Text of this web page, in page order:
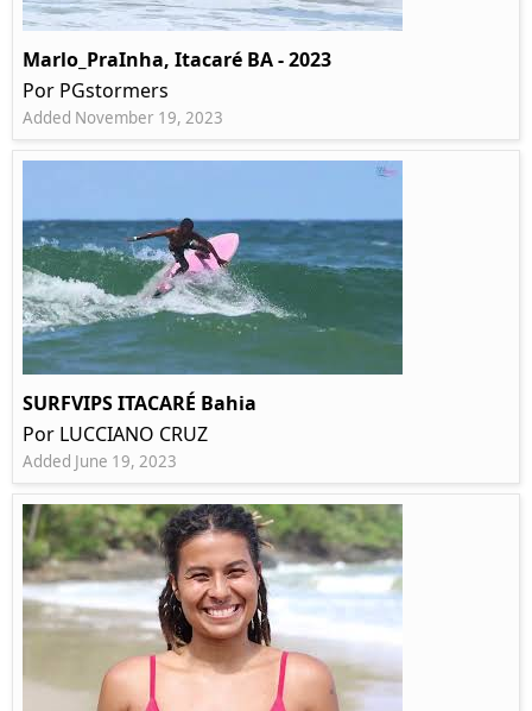
Marlo_PraInha, Itacaré BA - 2023
Por PGstormers
Added November 19, 2023
SURFVIPS ITACARÉ Bahia
Por LUCCIANO CRUZ
Added June 19, 2023